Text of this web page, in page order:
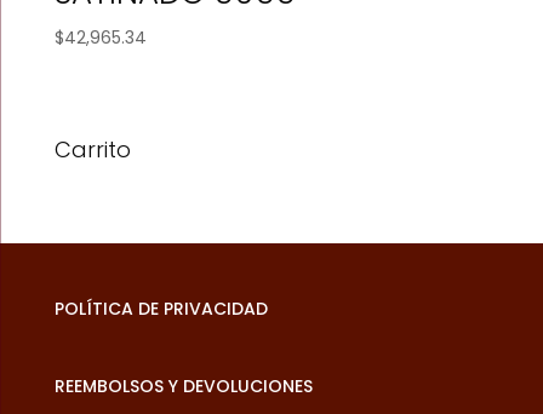
$42,965.34
Carrito
POLÍTICA DE PRIVACIDAD
REEMBOLSOS Y DEVOLUCIONES